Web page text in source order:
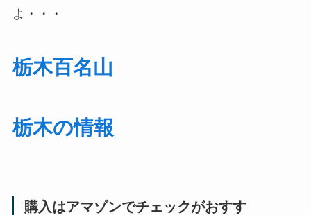
よ・・・
栃木百名山
栃木の情報
購入はアマゾンでチェックがおすす